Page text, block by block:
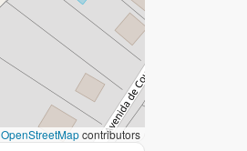
OpenStreetMapcontributors